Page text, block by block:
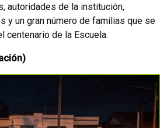
autoridades de la institución,
y un gran número de familias que se
centenario de la Escuela.